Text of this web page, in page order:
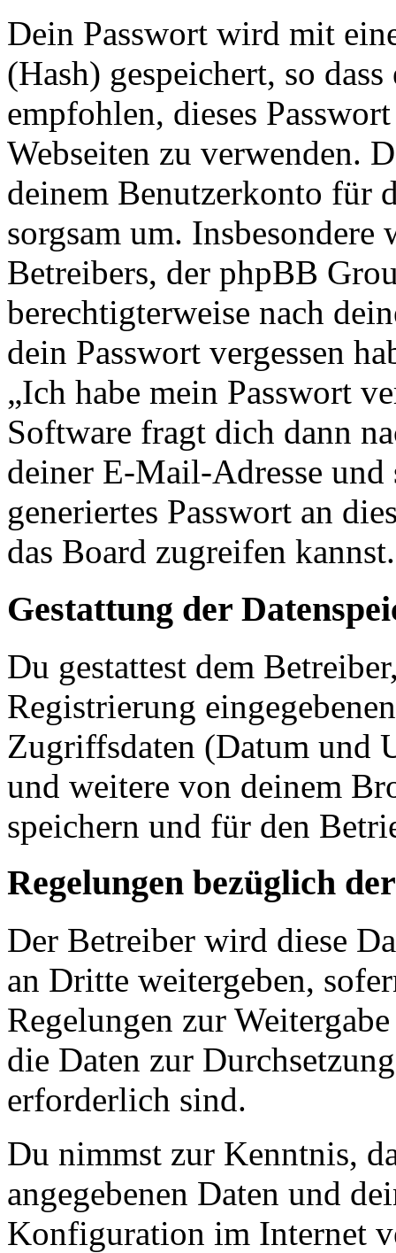
Dein Passwort wird mit
(Hash) gespeichert, so
empfohlen, dieses
Webseiten zu verwenden.
deinem Benutzerkonto für
sorgsam um.
Betreibers, der phpBB
berechtigterweise nach
dein Passwort vergessen
„Ich habe mein Passwort
Software fragt dich dann
deiner E-Mail-Adresse und
generiertes Passwort an
das Board zugreifen kannst.
Gestattung der
Du gestattest dem
Registrierung
Zugriffsdaten (Datum und
und weitere von deinem
speichern und für den
Regelungen bezüglich
Der Betreiber wird diese
an Dritte weitergeben,
Regelungen zur
die Daten zur
erforderlich sind.
Du nimmst zur Kenntnis,
angegebenen Daten und
Konfiguration im Internet